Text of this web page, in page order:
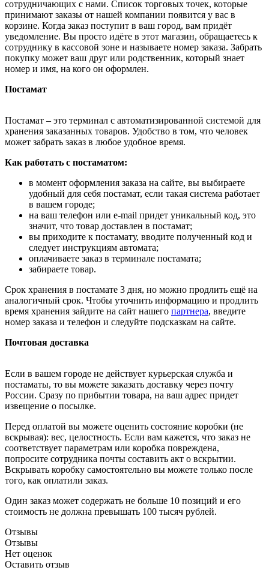
сотрудничающих с нами. Список торговых точек, которые
принимают заказы от нашей компании появится у вас в
корзине. Когда заказ поступит в ваш город, вам придёт
уведомление. Вы просто идёте в этот магазин, обращаетесь к
сотруднику в кассовой зоне и называете номер заказа. Забрать
покупку может ваш друг или родственник, который знает
номер и имя, на кого он оформлен.
Постамат
Постамат – это терминал с автоматизированной системой для
хранения заказанных товаров. Удобство в том, что человек
может забрать заказ в любое удобное время.
Как работать с постаматом:
в момент оформления заказа на сайте, вы выбираете
удобный для себя постамат, если такая система работает
в вашем городе;
на ваш телефон или e-mail придет уникальный код, это
значит, что товар доставлен в постамат;
вы приходите к постамату, вводите полученный код и
следует инструкциям автомата;
оплачиваете заказ в терминале постамата;
забираете товар.
Срок хранения в постамате 3 дня, но можно продлить ещё на
аналогичный срок. Чтобы уточнить информацию и продлить
время хранения зайдите на сайт нашего партнера, введите
номер заказа и телефон и следуйте подсказкам на сайте.
Почтовая доставка
Если в вашем городе не действует курьерская служба и
постаматы, то вы можете заказать доставку через почту
России. Сразу по прибытии товара, на ваш адрес придет
извещение о посылке.
Перед оплатой вы можете оценить состояние коробки (не
вскрывая): вес, целостность. Если вам кажется, что заказ не
соответствует параметрам или коробка повреждена,
попросите сотрудника почты составить акт о вскрытии.
Вскрывать коробку самостоятельно вы можете только после
того, как оплатили заказ.
Один заказ может содержать не больше 10 позиций и его
стоимость не должна превышать 100 тысяч рублей.
Отзывы
Отзывы
Нет оценок
Оставить отзыв